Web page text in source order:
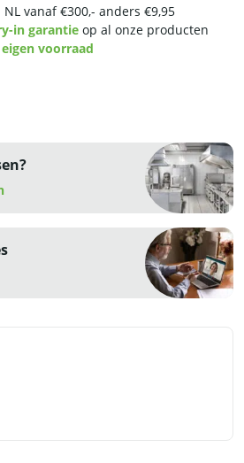
vanaf €300,- anders €9,95
in garantie op al onze producten
eigen voorraad